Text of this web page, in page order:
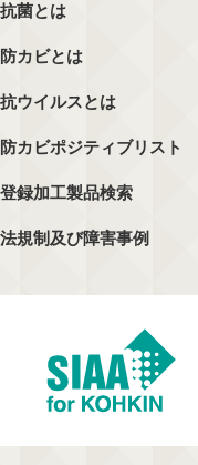
抗菌とは
防カビとは
抗ウイルスとは
防カビポジティブリスト
登録加工製品検索
法規制及び障害事例